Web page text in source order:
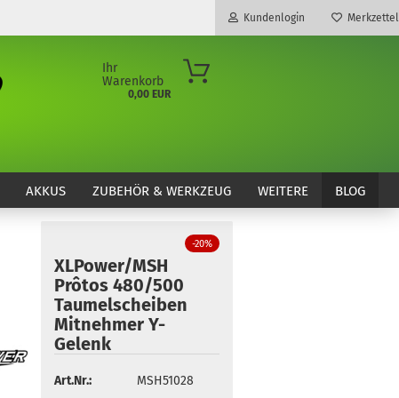
Kundenlogin
Konto erstellen
Passwort vergessen?
Merkzettel
Ihr
Warenkorb
0,00 EUR
AKKUS ZUBEHÖR & WERKZEUG BLOG
WEITERE
-20%
XLPower/MSH
Prôtos 480/500
Taumelscheiben
Mitnehmer Y-
Gelenk
Art.Nr.: MSH51028